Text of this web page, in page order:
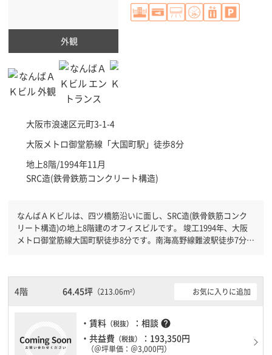
外観
大阪市浪速区元町3-1-4
大阪メトロ御堂筋線「大国町駅 」徒歩8分
地上8階/1994年11月
SRC造(鉄骨鉄筋コンクリート構造)
なんばＡＫビルは、四ツ橋筋沿いに面し、SRC造(鉄骨鉄筋コンク
リート構造)の地上8階建のオフィスビルです。 竣工1994年、大阪
メトロ御堂筋線大国町駅徒歩8分です。南海高野線難波駅徒歩7分と
震性がしっかりとしています。土日・祝日も利用可能になりますの
で時間帯を気にせず利用できます。駐車場もありますので、車を利
があまりかかりません。
4階 64.45坪 （213.06m²） お気に入りに追加
・賃料 （税抜） ：相談 help
・共益費 （税抜） ：193,350円
（＠坪単価：＠3,000円）